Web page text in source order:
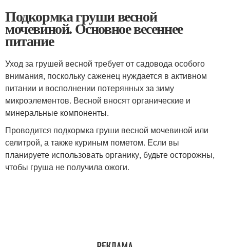
Подкормка груши весной
мочевиной. Основное весеннее
питание
Уход за грушей весной требует от садовода особого
внимания, поскольку саженец нуждается в активном
питании и восполнении потерянных за зиму
микроэлементов. Весной вносят органические и
минеральные компоненты.
Проводится подкормка груши весной мочевиной или
селитрой, а также куриным пометом. Если вы
планируете использовать органику, будьте осторожны,
чтобы груша не получила ожоги.